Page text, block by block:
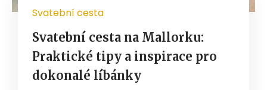
Svatební cesta
Svatební cesta na Mallorku:
Praktické tipy a inspirace pro
dokonalé líbánky